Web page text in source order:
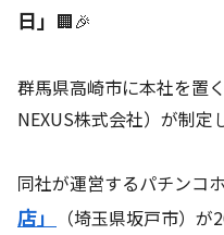
日」 🏢🎉
群馬県高崎市に本社を置く
NEXUS株式会社）が制定
同社が運営するパチンコ
店」
（埼玉県坂戸市）